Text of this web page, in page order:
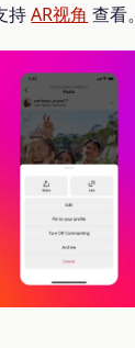
持AR视角 查看。